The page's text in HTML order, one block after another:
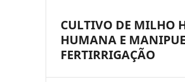
CULTIVO DE MILHO
HUMANA E
FERTIRRIGAÇÃO